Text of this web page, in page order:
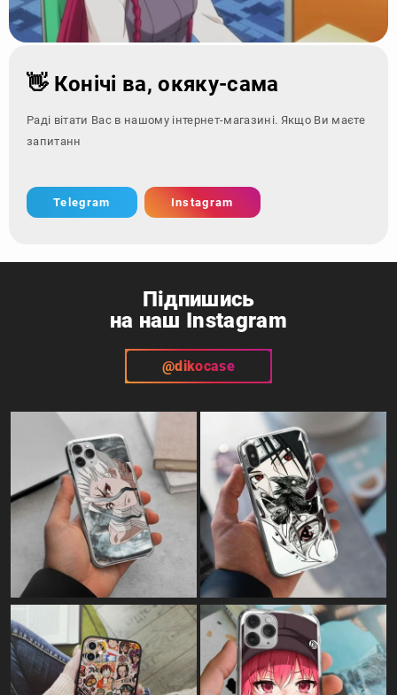
👋 Конічі ва, окяку-сама
Раді вітати Вас в нашому інтернет-магазині. Якщо Ви маєте
запитання - зверніт
Telegram Instagram
Підпишись
на наш Instagram
@dikocase